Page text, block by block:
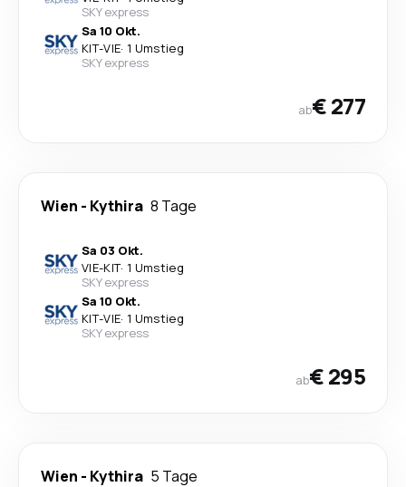
SKY express
Sa 10 Okt.
KIT-VIE· 1 Umstieg
SKY express
ab€ 277
Wien - Kythira 8 Tage
Sa 03 Okt.
VIE-KIT· 1 Umstieg
SKY express
Sa 10 Okt.
KIT-VIE· 1 Umstieg
SKY express
ab€ 295
Wien - Kythira 5 Tage